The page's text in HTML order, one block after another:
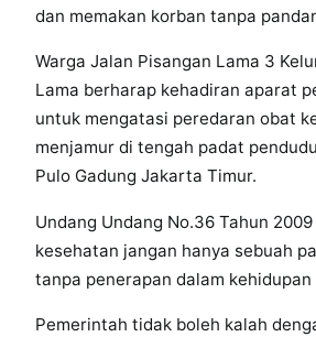
dan memakan korban tanpa
Warga Jalan Pisangan Lama 3
Lama berharap kehadiran aparat
untuk mengatasi peredaran obat
menjamur di tengah padat
Pulo Gadung Jakarta Timur.
Undang Undang No.36 Tahun
kesehatan jangan hanya sebuah
tanpa penerapan dalam
Pemerintah tidak boleh kalah